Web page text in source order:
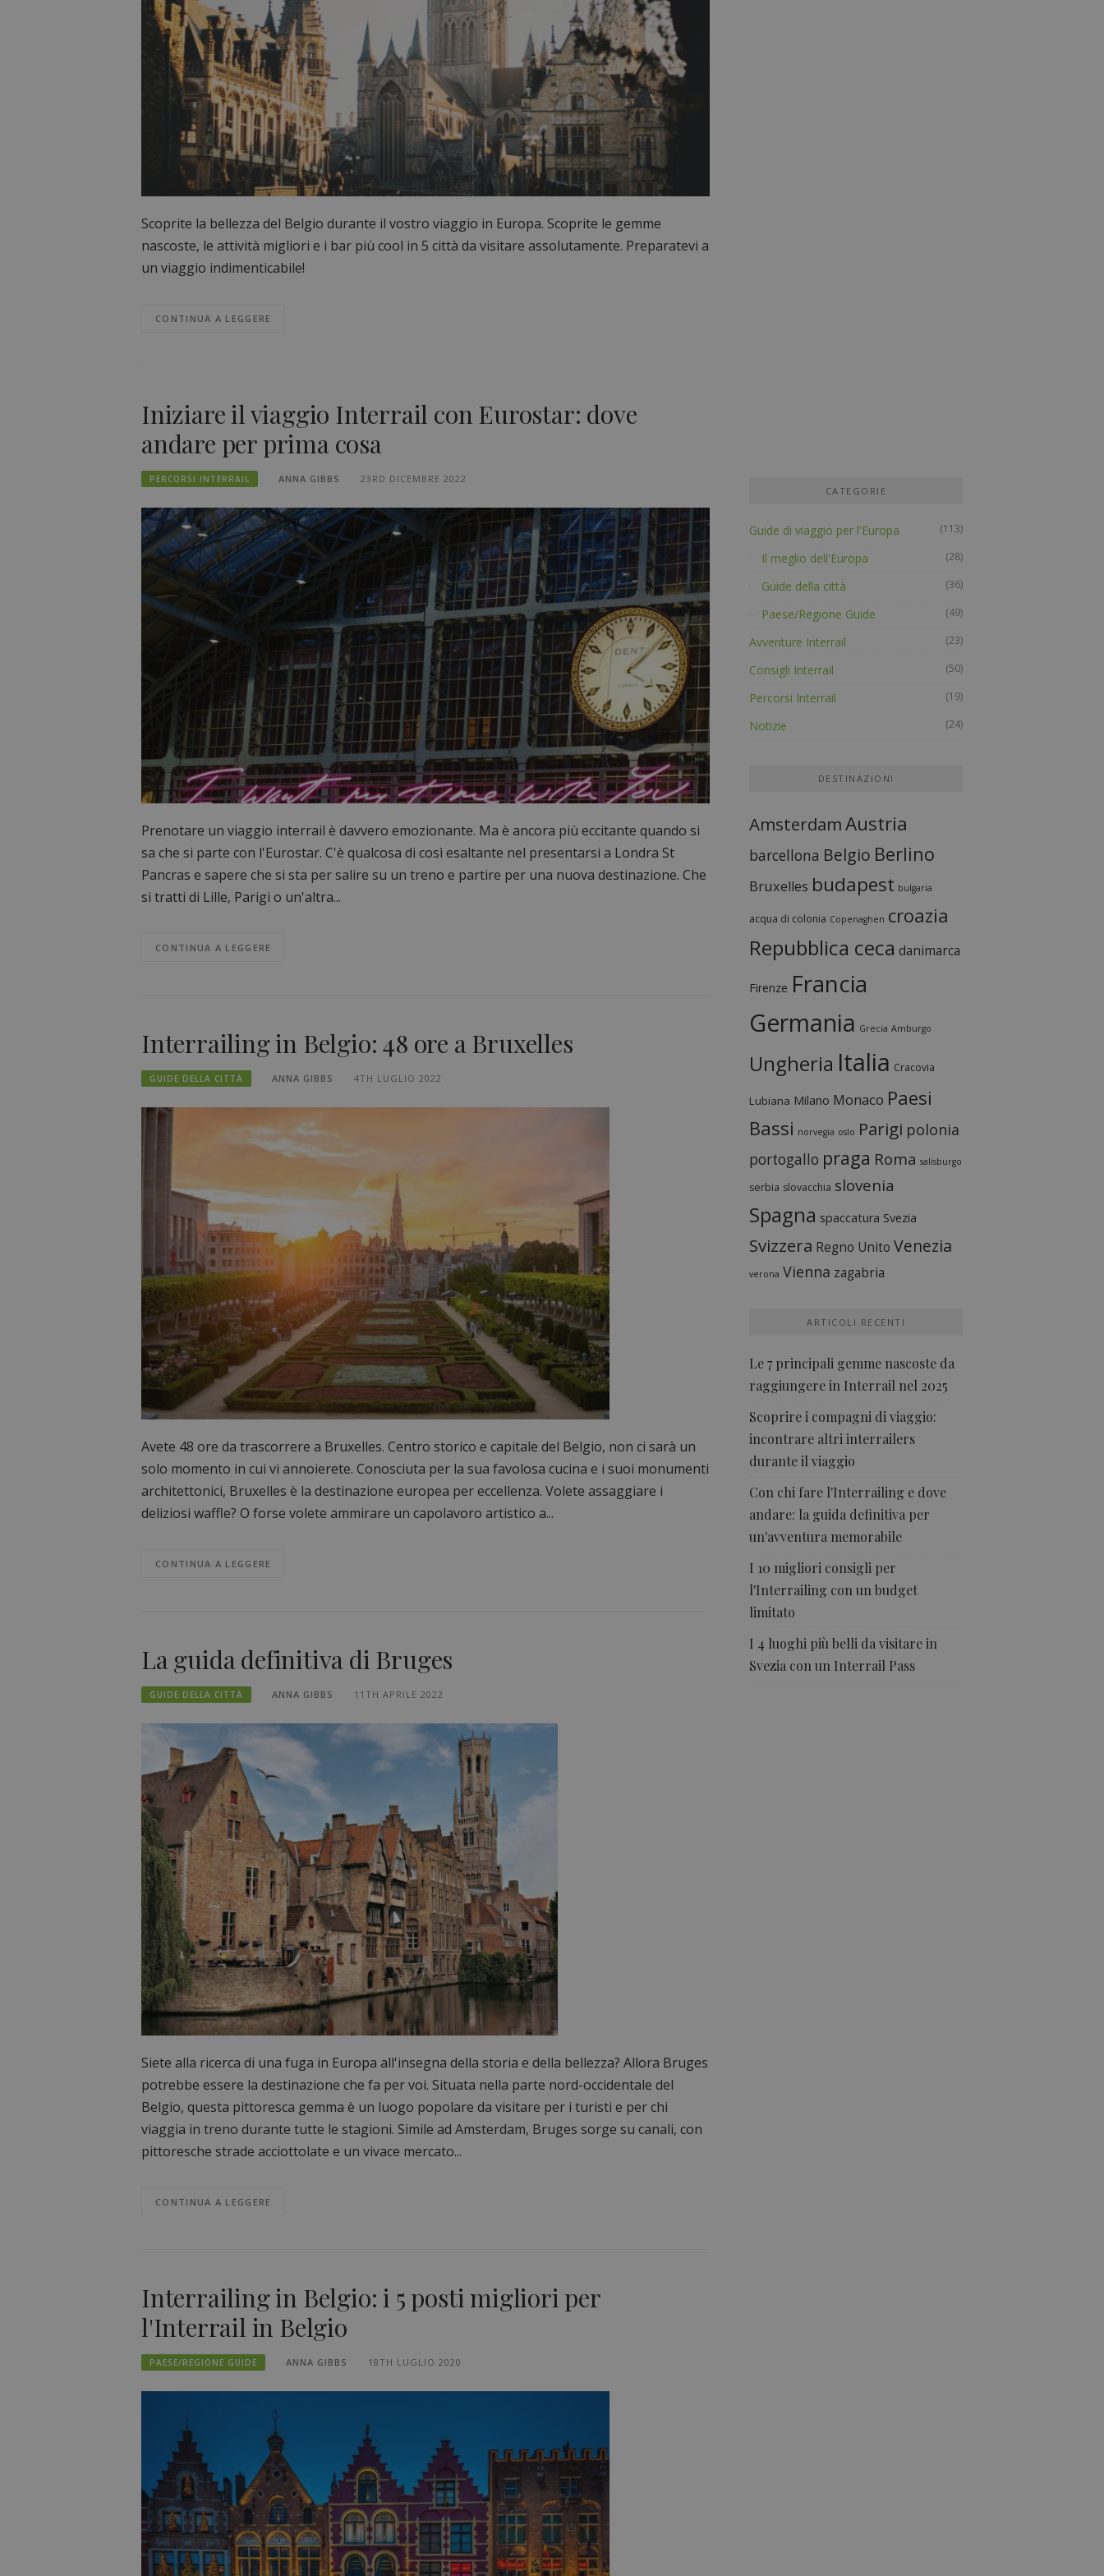
Scoprite la bellezza del Belgio durante il vostro viaggio in Europa. Scoprite le gemme
nascoste, le attività migliori e i bar più cool in 5 città da visitare assolutamente. Preparatevi a
un viaggio indimenticabile!
CONTINUA A LEGGERE
Iniziare il viaggio Interrail con Eurostar: dove
andare per prima cosa
PERCORSI INTERRAIL ANNA GIBBS 23RD DICEMBRE 2022
Prenotare un viaggio interrail è davvero emozionante. Ma è ancora più eccitante quando si
sa che si parte con l'Eurostar. C'è qualcosa di così esaltante nel presentarsi a Londra St
Pancras e sapere che si sta per salire su un treno e partire per una nuova destinazione. Che
si tratti di Lille, Parigi o un'altra...
CONTINUA A LEGGERE
Interrailing in Belgio: 48 ore a Bruxelles
GUIDE DELLA CITTÀ ANNA GIBBS 4TH LUGLIO 2022
Avete 48 ore da trascorrere a Bruxelles. Centro storico e capitale del Belgio, non ci sarà un
solo momento in cui vi annoierete. Conosciuta per la sua favolosa cucina e i suoi monumenti
architettonici, Bruxelles è la destinazione europea per eccellenza. Volete assaggiare i
deliziosi waffle? O forse volete ammirare un capolavoro artistico a...
CONTINUA A LEGGERE
La guida definitiva di Bruges
GUIDE DELLA CITTÀ ANNA GIBBS 11TH APRILE 2022
Siete alla ricerca di una fuga in Europa all'insegna della storia e della bellezza? Allora Bruges
potrebbe essere la destinazione che fa per voi. Situata nella parte nord-occidentale del
Belgio, questa pittoresca gemma è un luogo popolare da visitare per i turisti e per chi
viaggia in treno durante tutte le stagioni. Simile ad Amsterdam, Bruges sorge su canali, con
pittoresche strade acciottolate e un vivace mercato...
CONTINUA A LEGGERE
Interrailing in Belgio: i 5 posti migliori per
l'Interrail in Belgio
PAESE/REGIONE GUIDE ANNA GIBBS 18TH LUGLIO 2020
CATEGORIE
Guide di viaggio per l'Europa (113)
Il meglio dell'Europa (28)
Guide della città (36)
Paese/Regione Guide (49)
Avventure Interrail (23)
Consigli Interrail (50)
Percorsi Interrail (19)
Notizie (24)
DESTINAZIONI
AmsterdamAustria
barcellona Belgio Berlino
Bruxelles budapest bulgaria
acqua di colonia Copenaghen croazia
Repubblica ceca danimarca
Firenze Francia
Germania Grecia Amburgo
Ungheria Italia Cracovia
Lubiana Milano Monaco Paesi
Bassi norvegia oslo Parigi polonia
portogallo praga Roma salisburgo
serbia slovacchia slovenia
Spagna spaccatura Svezia
Svizzera Regno Unito Venezia
verona Vienna zagabria
ARTICOLI RECENTI
Le 7 principali gemme nascoste da
raggiungere in Interrail nel 2025
Scoprire i compagni di viaggio:
incontrare altri interrailers
durante il viaggio
Con chi fare l'Interrailing e dove
andare: la guida definitiva per
un'avventura memorabile
I 10 migliori consigli per
l'Interrailing con un budget
limitato
I 4 luoghi più belli da visitare in
Svezia con un Interrail Pass